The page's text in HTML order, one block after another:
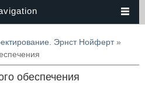
Эрнст Нойферт»
обеспечения